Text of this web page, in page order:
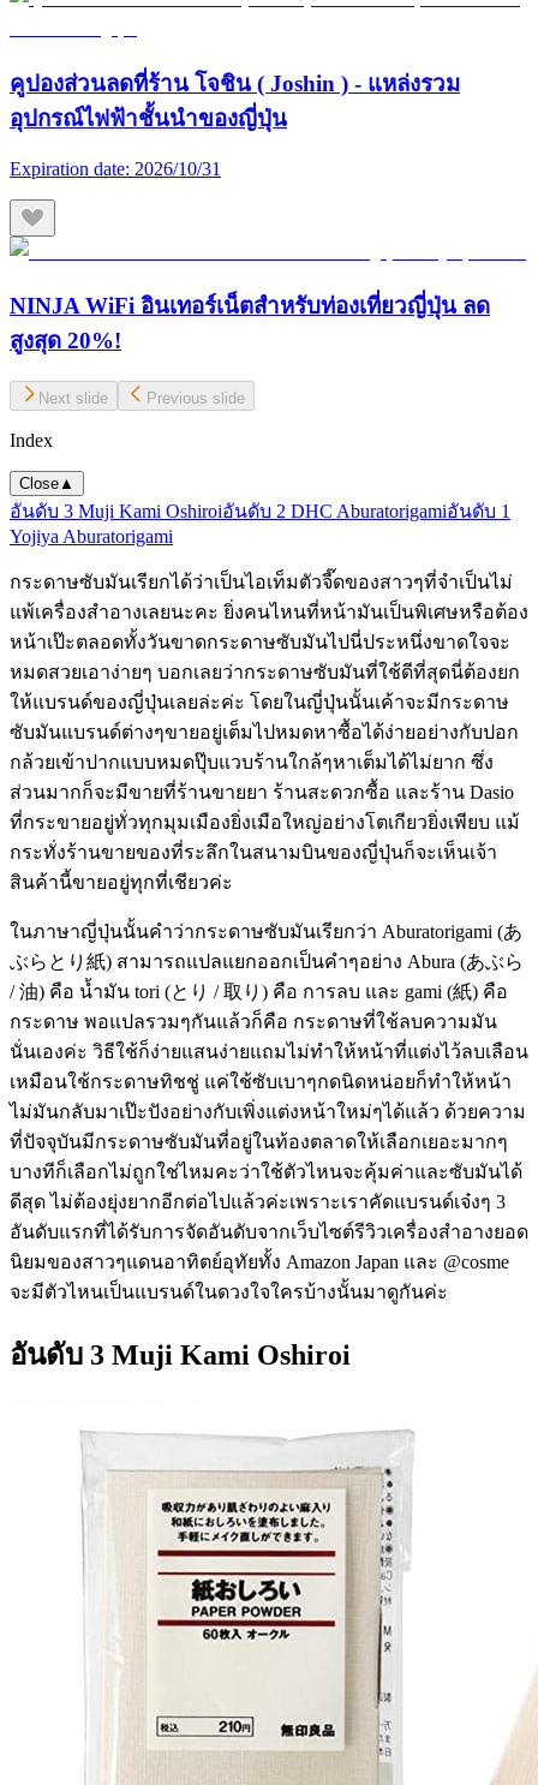
คูปองส่วนลดที่ร้าน โจชิน ( Joshin ) - แหล่งรวม
อุปกรณ์ไฟฟ้าชั้นนำของญี่ปุ่น
Expiration date: 2026/10/31
NINJA WiFi อินเทอร์เน็ตสำหรับท่องเที่ยวญี่ปุ่น ลด
สูงสุด 20%!
Next slide Previous slide
Index
Close▲
อันดับ 3 Muji Kami Oshiroiอันดับ 2 DHC Aburatorigamiอันดับ 1
Yojiya Aburatorigami
กระดาษซับมันเรียกได้ว่าเป็นไอเท็มตัวจี๊ดของสาวๆที่จำเป็นไม่
แพ้เครื่องสำอางเลยนะคะ ยิ่งคนไหนที่หน้ามันเป็นพิเศษหรือต้อง
หน้าเป๊ะตลอดทั้งวันขาดกระดาษซับมันไปนี่ประหนึ่งขาดใจจะ
หมดสวยเอาง่ายๆ บอกเลยว่ากระดาษซับมันที่ใช้ดีที่สุดนี่ต้องยก
ให้แบรนด์ของญี่ปุ่นเลยล่ะค่ะ โดยในญี่ปุ่นนั้นเค้าจะมีกระดาษ
ซับมันแบรนด์ต่างๆขายอยู่เต็มไปหมดหาซื้อได้ง่ายอย่างกับปอก
กล้วยเข้าปากแบบหมดปุ๊บแวบร้านใกล้ๆหาเต็มได้ไม่ยาก ซึ่ง
ส่วนมากก็จะมีขายที่ร้านขายยา ร้านสะดวกซื้อ และร้าน Dasio
ที่กระขายอยู่ทั่วทุกมุมเมืองยิ่งเมือใหญ่อย่างโตเกียวยิ่งเพียบ แม้
กระทั่งร้านขายของที่ระลึกในสนามบินของญี่ปุ่นก็จะเห็นเจ้า
สินค้านี้ขายอยู่ทุกที่เชียวค่ะ
ในภาษาญี่ปุ่นนั้นคำว่ากระดาษซับมันเรียกว่า Aburatorigami (あ
ぶらとり紙) สามารถแปลแยกออกเป็นคำๆอย่าง Abura (あぶら
/ 油) คือ น้ำมัน tori (とり / 取り) คือ การลบ และ gami (紙) คือ
กระดาษ พอแปลรวมๆกันแล้วก็คือ กระดาษที่ใช้ลบความมัน
นั่นเองค่ะ วิธีใช้ก็ง่ายแสนง่ายแถมไม่ทำให้หน้าที่แต่งไว้ลบเลือน
เหมือนใช้กระดาษทิชชู่ แค่ใช้ซับเบาๆกดนิดหน่อยก็ทำให้หน้า
ไม่มันกลับมาเป๊ะปังอย่างกับเพิ่งแต่งหน้าใหม่ๆได้แล้ว ด้วยความ
ที่ปัจจุบันมีกระดาษซับมันที่อยู่ในท้องตลาดให้เลือกเยอะมากๆ
บางทีก็เลือกไม่ถูกใช่ไหมคะว่าใช้ตัวไหนจะคุ้มค่าและซับมันได้
ดีสุด ไม่ต้องยุ่งยากอีกต่อไปแล้วค่ะเพราะเราคัดแบรนด์เจ๋งๆ 3
อันดับแรกที่ได้รับการจัดอันดับจากเว็บไซต์รีวิวเครื่องสำอางยอด
นิยมของสาวๆแดนอาทิตย์อุทัยทั้ง Amazon Japan และ @cosme
จะมีตัวไหนเป็นแบรนด์ในดวงใจใครบ้างนั้นมาดูกันค่ะ
อันดับ 3 Muji Kami Oshiroi